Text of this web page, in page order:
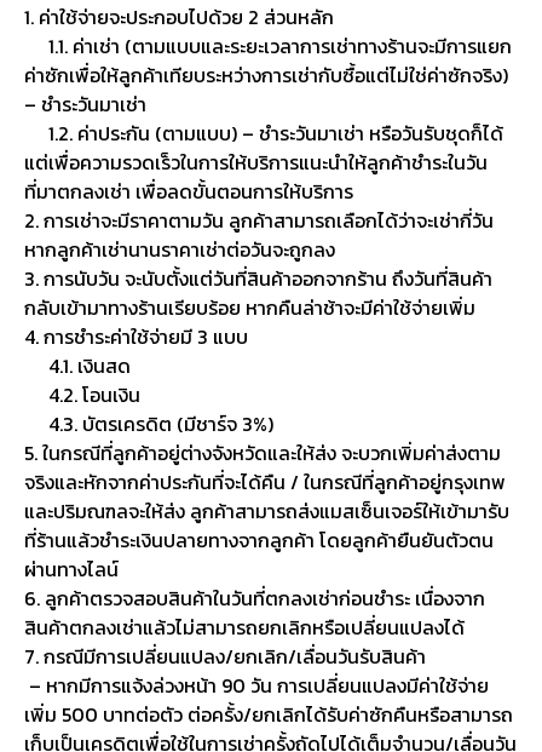
1. ค่าใช้จ่ายจะประกอบไปด้วย 2 ส่วนหลัก
1.1. ค่าเช่า (ตามแบบและระยะเวลาการเช่าทางร้านจะมีการแยก
ค่าซักเพื่อให้ลูกค้าเทียบระหว่างการเช่ากับซื้อแต่ไม่ใช่ค่าซักจริง)
– ชำระวันมาเช่า
1.2. ค่าประกัน (ตามแบบ) – ชำระวันมาเช่า หรือวันรับชุดก็ได้
แต่เพื่อความรวดเร็วในการให้บริการแนะนำให้ลูกค้าชำระในวัน
ที่มาตกลงเช่า เพื่อลดขั้นตอนการให้บริการ
2. การเช่าจะมีราคาตามวัน ลูกค้าสามารถเลือกได้ว่าจะเช่ากี่วัน
หากลูกค้าเช่านานราคาเช่าต่อวันจะถูกลง
3. การนับวัน จะนับตั้งแต่วันที่สินค้าออกจากร้าน ถึงวันที่สินค้า
กลับเข้ามาทางร้านเรียบร้อย หากคืนล่าช้าจะมีค่าใช้จ่ายเพิ่ม
4. การชำระค่าใช้จ่ายมี 3 แบบ
4.1. เงินสด
4.2. โอนเงิน
4.3. บัตรเครดิต (มีชาร์จ 3%)
5. ในกรณีที่ลูกค้าอยู่ต่างจังหวัดและให้ส่ง จะบวกเพิ่มค่าส่งตาม
จริงและหักจากค่าประกันที่จะได้คืน / ในกรณีที่ลูกค้าอยู่กรุงเทพ
และปริมณฑลจะให้ส่ง ลูกค้าสามารถส่งแมสเซ็นเจอร์ให้เข้ามารับ
ที่ร้านแล้วชำระเงินปลายทางจากลูกค้า โดยลูกค้ายืนยันตัวตน
ผ่านทางไลน์
6. ลูกค้าตรวจสอบสินค้าในวันที่ตกลงเช่าก่อนชำระ เนื่องจาก
สินค้าตกลงเช่าแล้วไม่สามารถยกเลิกหรือเปลี่ยนแปลงได้
7. กรณีมีการเปลี่ยนแปลง/ยกเลิก/เลื่อนวันรับสินค้า
– หากมีการแจ้งล่วงหน้า 90 วัน การเปลี่ยนแปลงมีค่าใช้จ่าย
เพิ่ม 500 บาทต่อตัว ต่อครั้ง/ยกเลิกได้รับค่าซักคืนหรือสามารถ
เก็บเป็นเครดิตเพื่อใช้ในการเช่าครั้งถัดไปได้เต็มจำนวน/เลื่อนวัน